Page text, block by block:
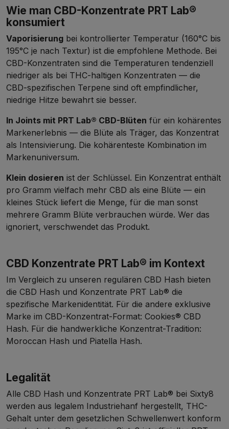
Wie man CBD-Konzentrate PRT Lab®
konsumiert
Vaporisierung bei kontrollierter Temperatur (160°C bis
195°C je nach Textur) ist die empfohlene Methode. Bei
CBD-Konzentraten sind die Temperaturen tendenziell
niedriger als bei THC-haltigen Konzentraten — die
CBD-spezifischen Terpene sind oft empfindlicher,
niedrige Hitze bewahrt sie besser.
In Joints mit PRT Lab® CBD-Blüten für ein kohärentes
Markenerlebnis — die Blüte als Träger, das Konzentrat
als Intensivierung. Die kohärenteste Kombination im
Markenuniversum.
Klein dosieren ist der Schlüssel. Ein Konzentrat enthält
pro Gramm vielfach mehr CBD als eine Blüte — ein
kleines Stück liefert die Menge, für die man sonst
mehrere Gramm Blüte verbrauchen würde. Wer das
ignoriert, verschwendet das Produkt.
CBD Konzentrate PRT Lab® im Kontext
Im Vergleich zu unseren regulären CBD Hash bieten
die CBD Hash und Konzentrate PRT Lab® die
spezifische Markenidentität. Für die andere exklusive
Marke im CBD-Konzentrat-Format: Cookies® CBD
Hash. Für die handwerkliche Konzentrat-Tradition:
Moroccan Hash und Piatella Hash.
Legalität
Alle CBD Hash und Konzentrate PRT Lab® bei Sixty8
werden aus legalem Industriehanf hergestellt, THC-
Gehalt unter dem gesetzlichen Schwellenwert konform